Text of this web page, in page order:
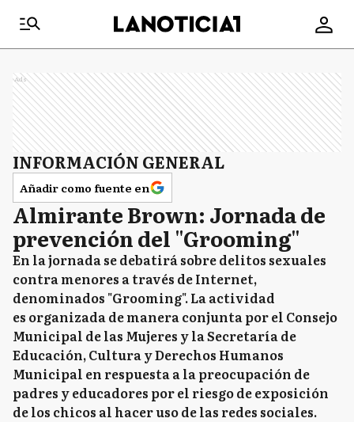
Ads
INFORMACIÓN GENERAL
Añadir como fuente en
Almirante Brown: Jornada de
prevención del "Grooming"
En la jornada se debatirá sobre delitos sexuales
contra menores a través de Internet,
denominados "Grooming". La actividad
es organizada de manera conjunta por el Consejo
Municipal de las Mujeres y la Secretaría de
Educación, Cultura y Derechos Humanos
Municipal en respuesta a la preocupación de
padres y educadores por el riesgo de exposición
de los chicos al hacer uso de las redes sociales.